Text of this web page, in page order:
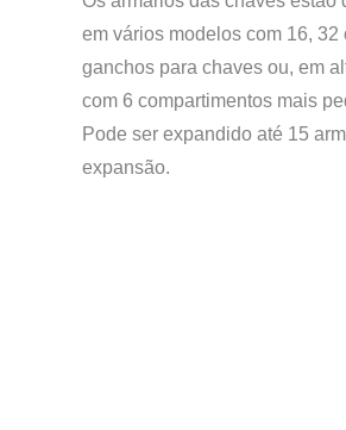
em vários modelos com 16, 32
ganchos para chaves ou, em
com 6 compartimentos mais
Pode ser expandido até 15
expansão.